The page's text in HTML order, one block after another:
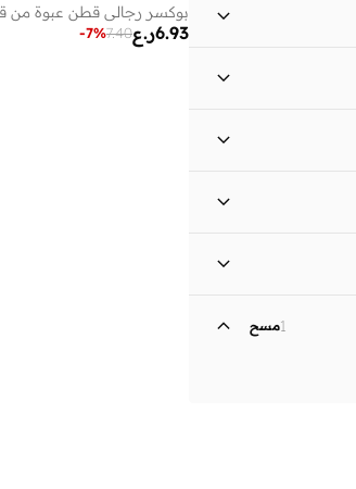
1مسح
بوكسر رجالي قطن عبوة من
ر.ع6.93
7.40
-7%